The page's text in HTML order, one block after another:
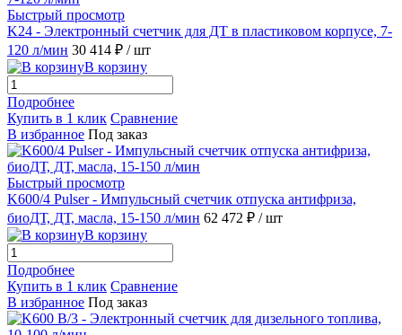
Быстрый просмотр
K24 - Электронный счетчик для ДТ в пластиковом корпусе, 7-
120 л/мин 30 414 ₽ / шт
В корзину
Подробнее
Купить в 1 клик Сравнение
В избранное Под заказ
Быстрый просмотр
K600/4 Pulser - Импульсный счетчик отпуска антифриза,
биоДТ, ДТ, масла, 15-150 л/мин 62 472 ₽ / шт
В корзину
Подробнее
Купить в 1 клик Сравнение
В избранное Под заказ